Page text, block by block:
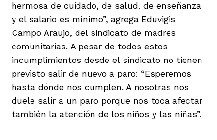
hermosa de cuidado, de salud, de enseñanza
y el salario es mínimo”, agrega Eduvigis
Campo Araujo, del sindicato de madres
comunitarias. A pesar de todos estos
incumplimientos desde el sindicato no tienen
previsto salir de nuevo a paro: “Esperemos
hasta dónde nos cumplen. A nosotras nos
duele salir a un paro porque nos toca afectar
también la atención de los niños y las niñas”.